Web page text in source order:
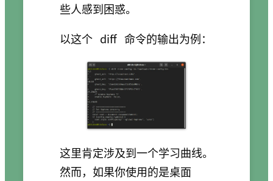
些人感到困惑。
以这个 diff 命令的输出为例：
这里肯定涉及到一个学习曲线。
然而，如果你使用的是桌面